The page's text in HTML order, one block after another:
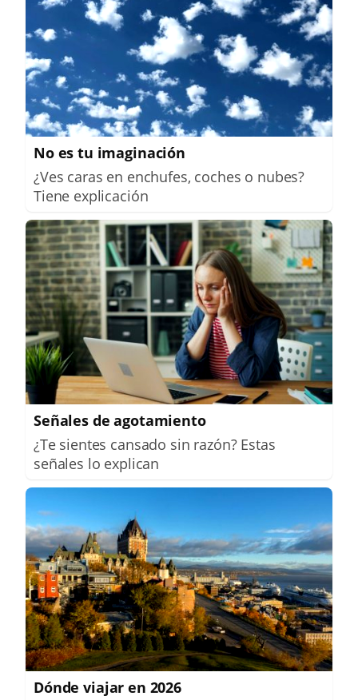
No es tu imaginación
¿Ves caras en enchufes, coches o nubes?
Tiene explicación
Señales de agotamiento
¿Te sientes cansado sin razón? Estas
señales lo explican
Dónde viajar en 2026